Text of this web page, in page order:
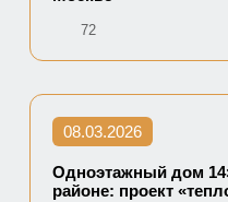
72
08.03.2026
Одноэтажный дом
районе: проект